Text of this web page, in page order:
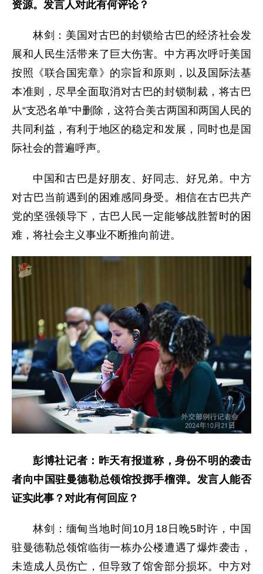
资源。发言人对此有何评论？
林剑：美国对古巴的封锁给古巴的经济社会发
展和人民生活带来了巨大伤害。中方再次呼吁美国
按照《联合国宪章》的宗旨和原则，以及国际法基
本准则，尽早全面取消对古巴的封锁制裁，将古巴
从“支恐名单”中删除，这符合美古两国和两国人民的
共同利益，有利于地区的稳定和发展，同时也是国
际社会的普遍呼声。
中国和古巴是好朋友、好同志、好兄弟。中方
对古巴当前遇到的困难感同身受。相信在古巴共产
党的坚强领导下，古巴人民一定能够战胜暂时的困
难，将社会主义事业不断推向前进。
彭博社记者：昨天有报道称，身份不明的袭击
者向中国驻曼德勒总领馆投掷手榴弹。发言人能否
证实此事？对此有何回应？
林剑：缅甸当地时间10月18日晚5时许，中国
驻曼德勒总领馆临街一栋办公楼遭遇了爆炸袭击，
未造成人员伤亡，但导致了馆舍部分损坏。中方对